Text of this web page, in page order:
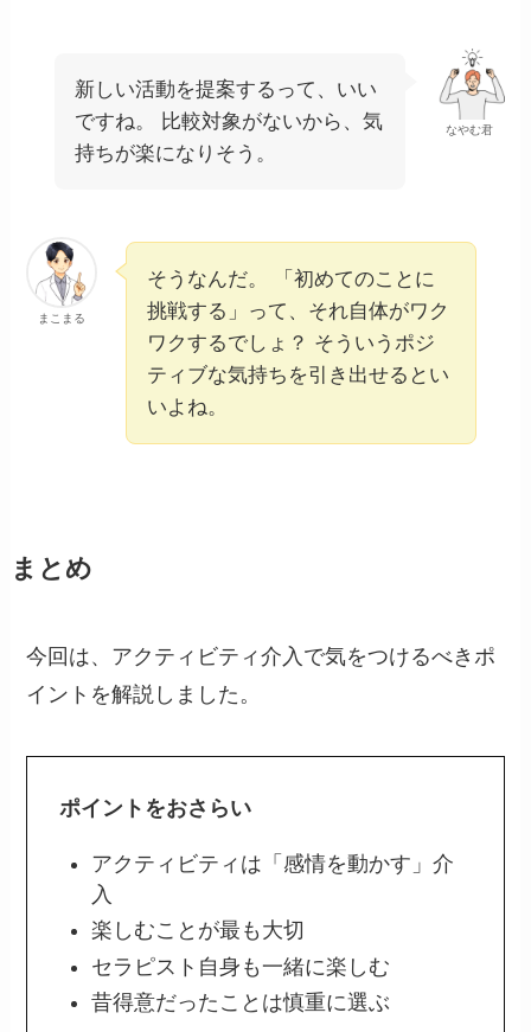
なやむ君
新しい活動を提案するって、いい
ですね。 比較対象がないから、気
持ちが楽になりそう。
まこまる
そうなんだ。 「初めてのことに
挑戦する」って、それ自体がワク
ワクするでしょ？ そういうポジ
ティブな気持ちを引き出せるとい
いよね。
まとめ
今回は、アクティビティ介入で気をつけるべきポ
イントを解説しました。
ポイントをおさらい
アクティビティは「感情を動かす」介
入
楽しむことが最も大切
セラピスト自身も一緒に楽しむ
昔得意だったことは慎重に選ぶ